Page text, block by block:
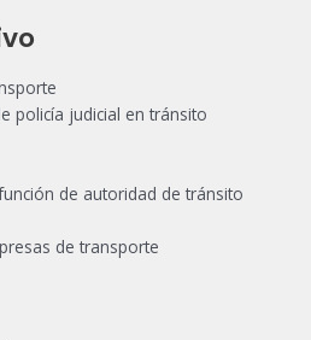
policía judicial en tránsito
de autoridad de tránsito
de transporte